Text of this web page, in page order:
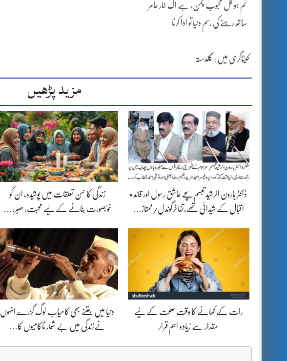
تم ہو گل محبوب چمن، ہے اک خار عاؔمر
ساتھ رہنے کی رسمِ دنیا تو ادا کرنا
کیٹاگری میں : گلدستہ
مزید پڑھیں
ڈاکٹر ہارون الرشید تبسم سچے عاشق رسول اور قائد و
اقبال کے شیدائی تھے،تفاخرگوندل/ممتاز…
زندگی کا حسن تعلقات میں پوشیدہ, ان کو
خوبصورت بنانے کے لیے محبت، صبر،…
رات کے کھانے کا وقت صحت کے لیے
مقدار سے زیادہ اہم قرار
دنیا میں جتنے بھی کامیاب لوگ گزرے انہوں
نےزندگی میں بے شمار ناکامیوں کا…